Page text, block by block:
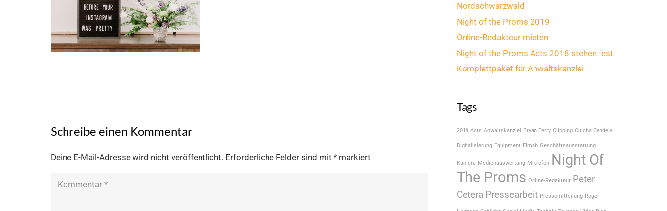
Schreibe einen Kommentar
Deine E-Mail-Adresse wird nicht veröffentlicht. Erforderliche Felder sind mit * markiert
Nordschwarzwald
Night of the Proms 2019
Online-Redakteur mieten
Night of the Proms Acts 2018 stehen fest
Komplettpaket für Anwaltskanzlei
Tags
2019 Acts Anwaltskanzlei Bryan Ferry Clipping Culcha Candela
Digitalisierung Equipment Fimab Geschäftsausstattung
Kamera Medienauswertung Mikrofon Night Of
The Proms Online-Redakteur Peter
Cetera Pressearbeit Pressemitteilung Roger